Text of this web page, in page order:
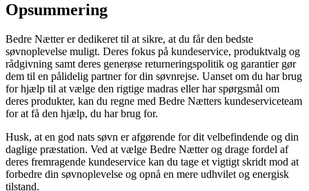
Opsummering
Bedre Nætter er dedikeret til at sikre, at du får den bedste
søvnoplevelse muligt. Deres fokus på kundeservice, produktvalg og
rådgivning samt deres generøse returneringspolitik og garantier gør
dem til en pålidelig partner for din søvnrejse. Uanset om du har brug
for hjælp til at vælge den rigtige madras eller har spørgsmål om
deres produkter, kan du regne med Bedre Nætters kundeserviceteam
for at få den hjælp, du har brug for.
Husk, at en god nats søvn er afgørende for dit velbefindende og din
daglige præstation. Ved at vælge Bedre Nætter og drage fordel af
deres fremragende kundeservice kan du tage et vigtigt skridt mod at
forbedre din søvnoplevelse og opnå en mere udhvilet og energisk
tilstand.